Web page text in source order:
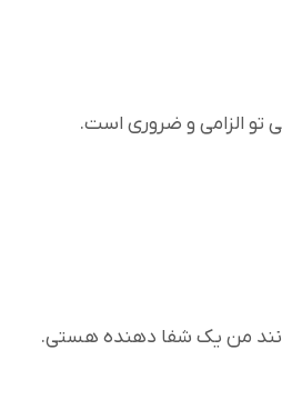
تو الزامی و ضروری است.
من یک شفا دهنده هستی.